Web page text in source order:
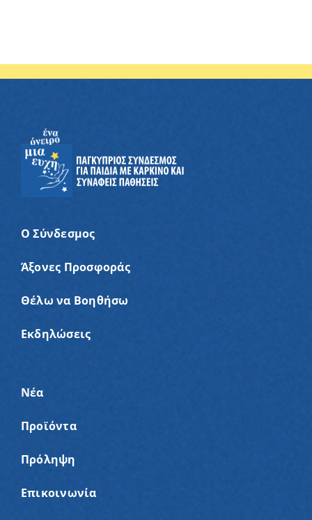
Ο Σύνδεσμος
Άξονες Προσφοράς
Θέλω να Βοηθήσω
Εκδηλώσεις
Νέα
Προϊόντα
Πρόληψη
Επικοινωνία